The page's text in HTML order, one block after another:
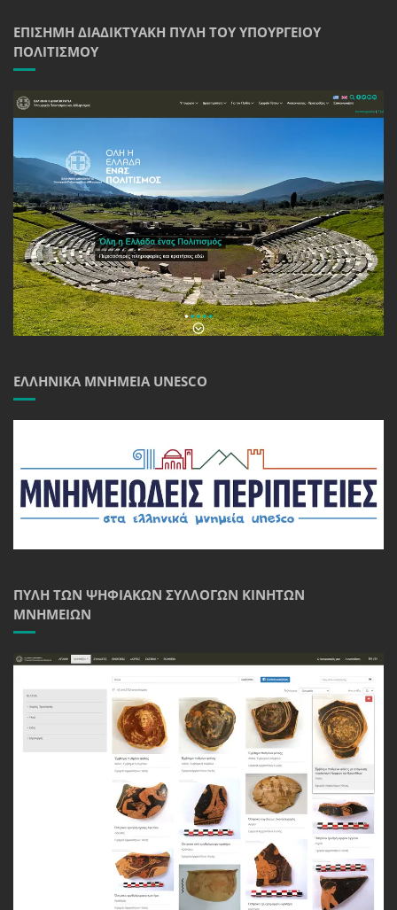
ΕΠΊΣΗΜΗ ΔΙΑΔΙΚΤΥΑΚΉ ΠΎΛΗ ΤΟΥ ΥΠΟΥΡΓΕΊΟΥ
ΠΟΛΙΤΙΣΜΟΎ
ΕΛΛΗΝΙΚΆ ΜΝΗΜΕΊΑ UNESCO
ΠΎΛΗ ΤΩΝ ΨΗΦΙΑΚΏΝ ΣΥΛΛΟΓΏΝ ΚΙΝΗΤΏΝ
ΜΝΗΜΕΊΩΝ